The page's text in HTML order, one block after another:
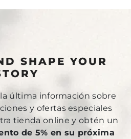
SHAPE YOUR
última información sobre
y ofertas especiales
tienda online y obtén un
de 5% en su próxima